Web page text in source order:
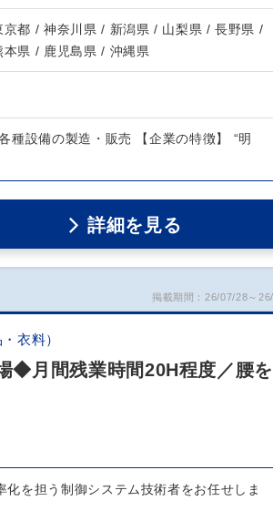
都 / 神奈川県 / 新潟県 / 山梨県 / 長野県 /
県 / 鹿児島県 / 沖縄県
種設備の製造・販売 【企業の特徴】 “明
詳細を見る
掲載期間：26/07/28～
衣料）
◆月間残業時間20H程度／腰を
を担う制御システム技術者をお任せしま